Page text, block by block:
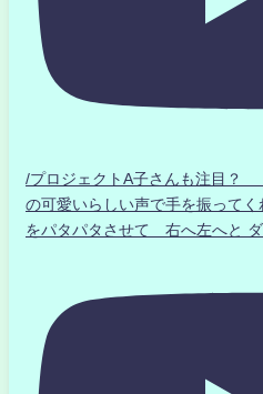
/プロジェクトA子さんも注目
の可愛いらしい声で手を振って
をパタパタさせて 右へ左へと ダ